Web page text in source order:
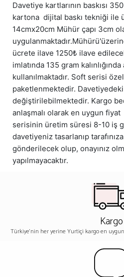
Davetiye kartlarının baskısı
kartona dijital baskı tekniği ile
14cmx20cm Mühür çapı 3cm
ücrete ilave 1250₺ ilave
imlatında 135 gram kalınlığında
kullanılmaktadır. Soft serisi
paketlenmektedir. Davetiyedeki
değiştirilebilmektedir. Kargo
anlaşmalı olarak en uygun
serisinin üretim süresi 8-10 iş
davetiyeniz tasarlanıp
gönderilecek olup, onayınız
yapılmayacaktır.
Kargo
Türkiye'nin her yerine Yurtiçi kargo en